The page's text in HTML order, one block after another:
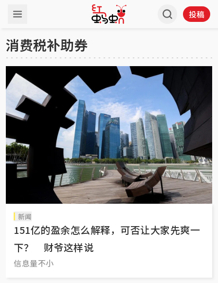
投稿
消费税补助券
新闻
151亿的盈余怎么解释，可否让大家先爽一
下？ 财爷这样说
信息量不小